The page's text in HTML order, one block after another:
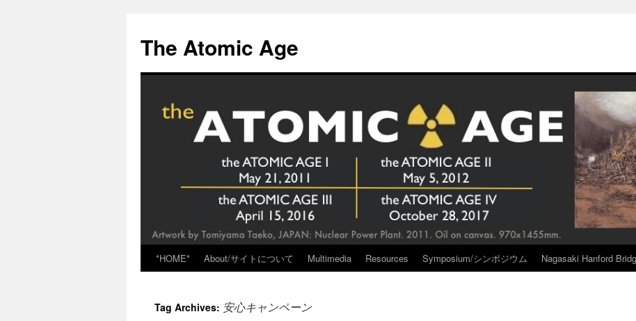
content
The Atomic Age
*HOME* About/サイトについて Multimedia Resources Symposium/シンポジウム Nagasaki Hanford
Tag Archives: 安心キャンペーン